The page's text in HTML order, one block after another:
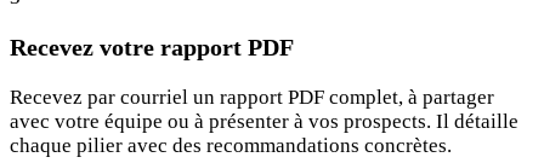
Recevez votre rapport PDF
Recevez par courriel un rapport PDF complet, à partager
avec votre équipe ou à présenter à vos prospects. Il détaille
chaque pilier avec des recommandations concrètes.